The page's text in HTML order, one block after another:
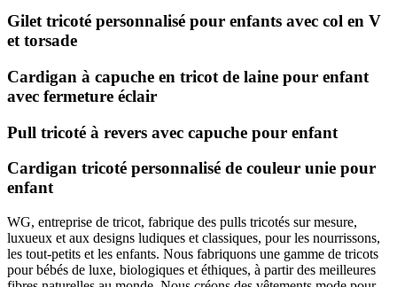
Gilet tricoté personnalisé pour enfants avec col en V
et torsade
Cardigan à capuche en tricot de laine pour enfant
avec fermeture éclair
Pull tricoté à revers avec capuche pour enfant
Cardigan tricoté personnalisé de couleur unie pour
enfant
WG, entreprise de tricot, fabrique des pulls tricotés sur mesure,
luxueux et aux designs ludiques et classiques, pour les nourrissons,
les tout-petits et les enfants. Nous fabriquons une gamme de tricots
pour bébés de luxe, biologiques et éthiques, à partir des meilleures